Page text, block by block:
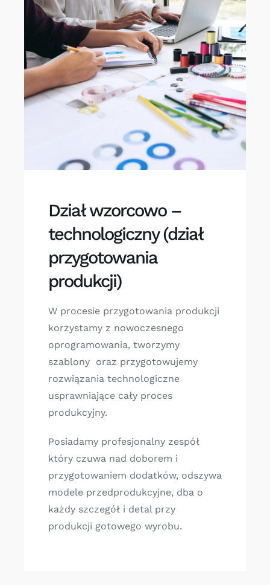
Dział wzorcowo –
technologiczny (dział
przygotowania
produkcji)
W procesie przygotowania produkcji
korzystamy z nowoczesnego
oprogramowania, tworzymy
szablony oraz przygotowujemy
rozwiązania technologiczne
usprawniające cały proces
produkcyjny.
Posiadamy profesjonalny zespół
który czuwa nad doborem i
przygotowaniem dodatków, odszywa
modele przedprodukcyjne, dba o
każdy szczegół i detal przy
produkcji gotowego wyrobu.